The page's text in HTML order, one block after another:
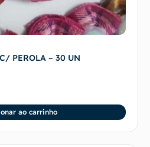
PEROLA – 30 UN
ao carrinho